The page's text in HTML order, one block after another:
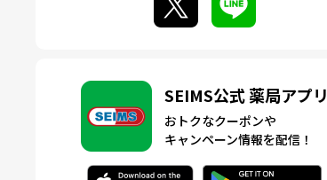
SEIMS公式 薬局アプリ
おトクなクーポンや
キャンペーン情報を配信！